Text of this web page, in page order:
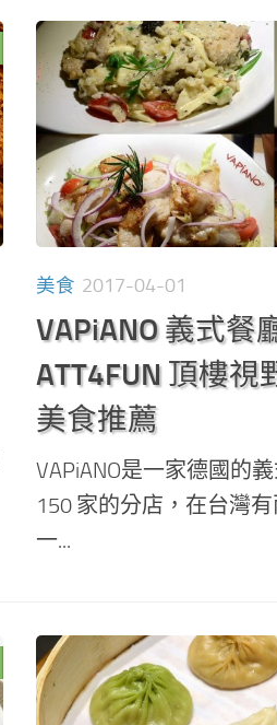
美食 2017-04-01
VAPiANO 義式餐
ATT4FUN 頂樓
美食推薦
VAPiANO是一家德國的
150 家的分店，在台灣
一...